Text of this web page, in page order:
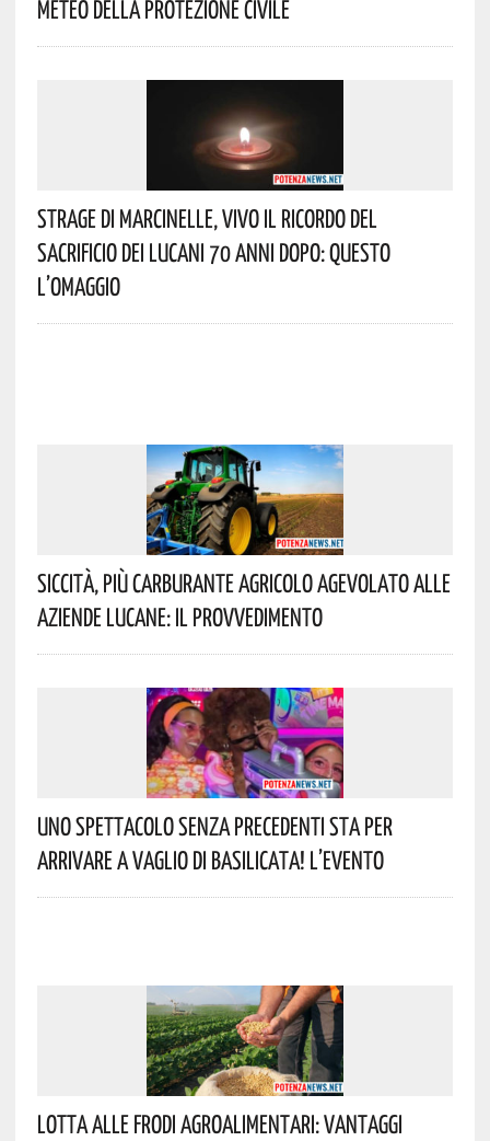
Meteo Della Protezione Civile
Strage Di Marcinelle, Vivo Il Ricordo Del
Sacrificio Dei Lucani 70 Anni Dopo: Questo
L’omaggio
Siccità, Più Carburante Agricolo Agevolato Alle
Aziende Lucane: Il Provvedimento
Uno Spettacolo Senza Precedenti Sta Per
Arrivare A Vaglio Di Basilicata! L’evento
Lotta Alle Frodi Agroalimentari: Vantaggi